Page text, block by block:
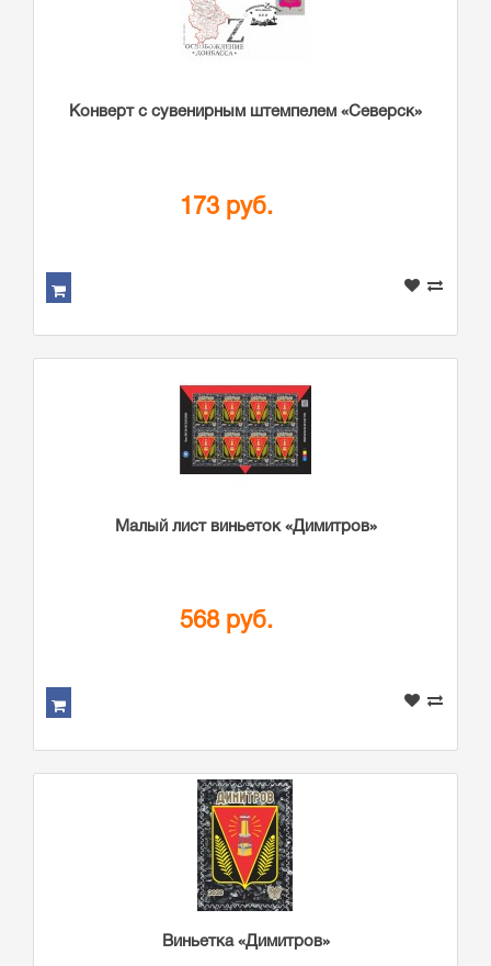
Конверт с сувенирным штемпелем «Северск»
173 руб.
Малый лист виньеток «Димитров»
568 руб.
Виньетка «Димитров»